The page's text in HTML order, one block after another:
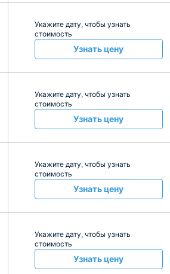
Укажите дату, чтобы узнать
стоимость
Узнать цену
Укажите дату, чтобы узнать
стоимость
Узнать цену
Укажите дату, чтобы узнать
стоимость
Узнать цену
Укажите дату, чтобы узнать
стоимость
Узнать цену